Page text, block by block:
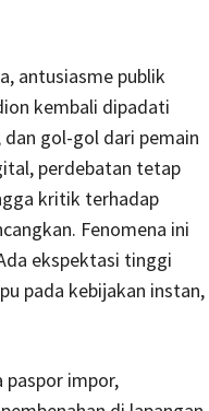
antusiasme publik
kembali dipadati
gol-gol dari pemain
perdebatan tetap
kritik terhadap
Fenomena ini
ekspektasi tinggi
pada kebijakan instan,
paspor impor,